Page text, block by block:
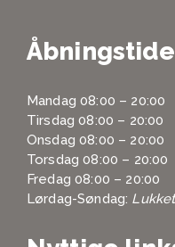
Mandag 08:00 – 20:00
Tirsdag 08:00 – 20:00
Onsdag 08:00 – 20:00
Torsdag 08:00 – 20:00
Fredag 08:00 – 20:00
Lørdag-Søndag: Lukket